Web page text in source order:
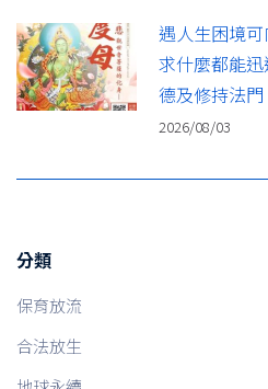
遇人生困境
求什麼都能
德及修持法門
2026/08/03
分類
保育放流
合法放生